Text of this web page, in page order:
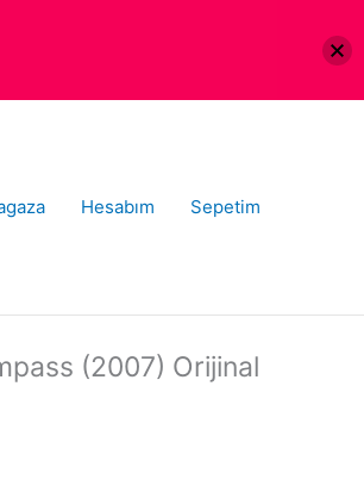
Hesabım Sepetim
(2007) Orijinal